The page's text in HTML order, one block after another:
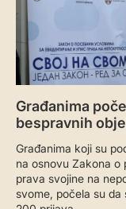
Građanima
bespravnih
Građanima koji su
na osnovu Zakona o
prava svojine na
svome, počela su